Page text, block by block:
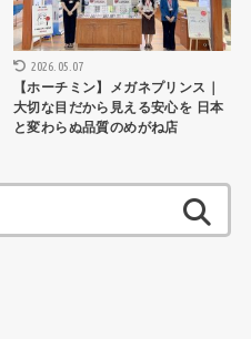
2026.05.07
【ホーチミン】メガネプリンス｜
大切な目だから見える安心を 日本
と変わらぬ品質のめがね店
索: